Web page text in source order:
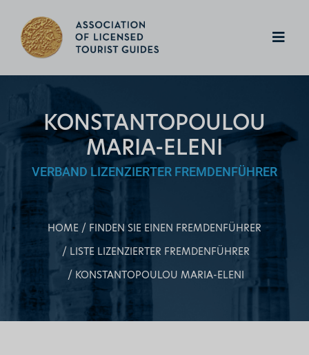
KONSTANTOPOULOU
MARIA-ELENI
VERBAND LIZENZIERTER FREMDENFÜHRER
HOME
FINDEN SIE EINEN FREMDENFÜHRER
LISTE LIZENZIERTER FREMDENFÜHRER
KONSTANTOPOULOU MARIA-ELENI